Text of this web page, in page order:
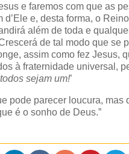
e faremos com que as
d’Ele e, desta forma, o
além de toda e
de tal modo que se
assim como fez Jesus,
à fraternidade universal,
sejam um!’
pode parecer loucura, mas
é o sonho de Deus.”